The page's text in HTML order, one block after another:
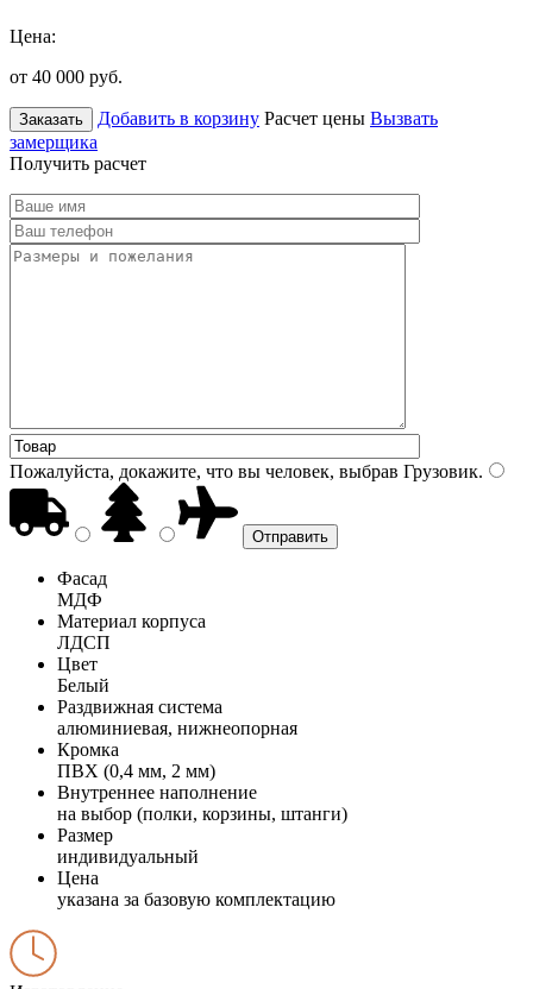
Цена:
от 40 000 руб.
Заказать Добавить в корзину Расчет цены Вызвать
замерщика
Получить расчет
Пожалуйста, докажите, что вы человек, выбрав Грузовик.
Фасад
МДФ
Материал корпуса
ЛДСП
Цвет
Белый
Раздвижная система
алюминиевая, нижнеопорная
Кромка
ПВХ (0,4 мм, 2 мм)
Внутреннее наполнение
на выбор (полки, корзины, штанги)
Размер
индивидуальный
Цена
указана за базовую комплектацию